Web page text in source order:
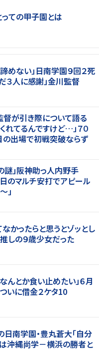
ての甲子園とは
諦めない」日南学園９回２死
３人に感謝」金川監督
が引き際について語る
れてるんですけど…」７０
の出場で初戦突破ならず
謎」阪神助っ人内野手
マルチ安打でアピール
」
なかったらと思うとゾッとし
しの９歳少女だった
んとか食い止めたい」６月
いに借金２ケタ10
日南学園・豊丸蒼大「自分
沖縄尚学－横浜の勝者と